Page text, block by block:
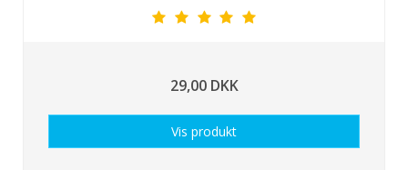
29,00 DKK
Vis produkt